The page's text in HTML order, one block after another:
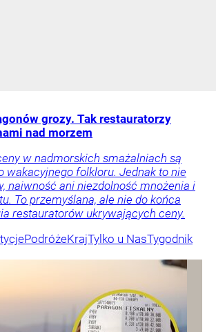
grozy. Tak restauratorzy
nad morzem
w nadmorskich smażalniach są
wakacyjnego folkloru. Jednak to nie
naiwność ani niezdolność mnożenia i
To przemyślana, ale nie do końca
restauratorów ukrywających ceny.
PodróżeKrajTylko u NasTygodnik